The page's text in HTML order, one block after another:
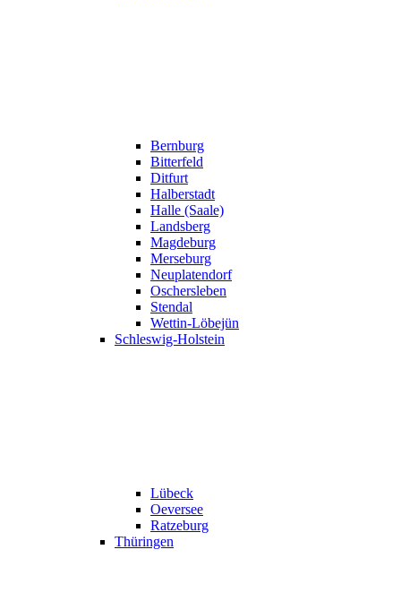
Bernburg
Bitterfeld
Ditfurt
Halberstadt
Halle (Saale)
Landsberg
Magdeburg
Merseburg
Neuplatendorf
Oschersleben
Stendal
Wettin-Löbejün
Schleswig-Holstein
Lübeck
Oeversee
Ratzeburg
Thüringen